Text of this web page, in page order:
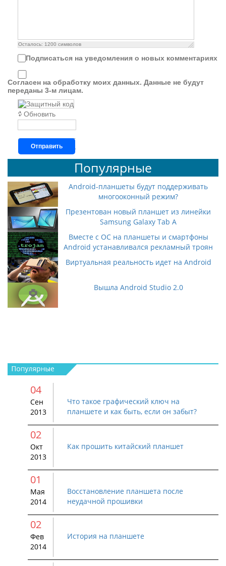
Осталось: 1200 символов
Подписаться на уведомления о новых комментариях
Согласен на обработку моих данных. Данные не будут
переданы 3-м лицам.
Обновить
Отправить
Популярные
Android-планшеты будут поддерживать
многооконный режим?
Презентован новый планшет из линейки
Samsung Galaxy Tab A
Вместе с ОС на планшеты и смартфоны
Android устанавливался рекламный троян
Виртуальная реальность идет на Android
Вышла Android Studio 2.0
04
Сен
2013
Что такое графический ключ на
планшете и как быть, если он забыт?
02
Окт
2013
Как прошить китайский планшет
01
Мая
2014
Восстановление планшета после
неудачной прошивки
02
Фев
2014
История на планшете